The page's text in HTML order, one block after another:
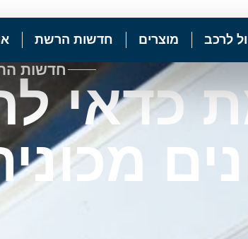
לרכב מוצרים חדשות הרשת
חדשות
כדאי